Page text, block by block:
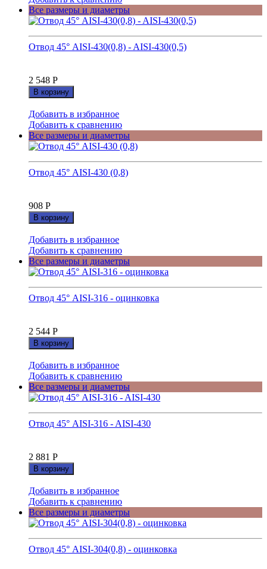
Все размеры и диаметры
Отвод 45° AISI-430(0,8) - AISI-430(0,5)
2 548 Р
В корзину
Добавить в избранное
Добавить к сравнению
Все размеры и диаметры
Отвод 45° AISI-430 (0,8)
908 Р
В корзину
Добавить в избранное
Добавить к сравнению
Все размеры и диаметры
Отвод 45° AISI-316 - оцинковка
2 544 Р
В корзину
Добавить в избранное
Добавить к сравнению
Все размеры и диаметры
Отвод 45° AISI-316 - AISI-430
2 881 Р
В корзину
Добавить в избранное
Добавить к сравнению
Все размеры и диаметры
Отвод 45° AISI-304(0,8) - оцинковка